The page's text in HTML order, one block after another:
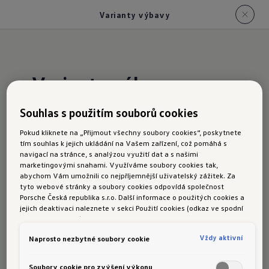
Varianty výbavy
Varianty výbavy
Elegance
Jestliže se rozhodnete pro variantu výbavy
Elegance, bude váš Touareg zářit díky elegantní
světelné signatuře přední partie, jejíž součástí
jsou světlomety HD-Matrix; na zadní partii pak
zapůsobí 3D LED světly a osvětleným logem.
Vienna, přední nástupní prahové lišty
z ušlechtilé oceli a na přání také dekory z hliníku
Souhlas s použitím souborů cookies
Pokud kliknete na „Přijmout všechny soubory cookies“, poskytnete
tím souhlas k jejich ukládání na Vašem zařízení, což pomáhá s
navigací na stránce, s analýzou využití dat a s našimi
marketingovými snahami. Využíváme soubory cookies tak,
abychom Vám umožnili co nejpříjemnější uživatelský zážitek. Za
tyto webové stránky a soubory cookies odpovídá společnost
Porsche Česká republika s.r.o. Další informace o použitých cookies a
jejich deaktivaci naleznete v sekci Použití cookies (odkaz ve spodní
části této stránky).
Naprosto nezbytné soubory cookie Vždy aktivní
Soubory cookie pro zvýšení výkonu